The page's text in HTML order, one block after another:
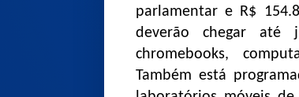
parlamentar e R$
deverão chegar até
chromebooks,
Também está